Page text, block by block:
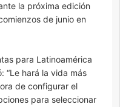
la próxima edición
de junio en
para Latinoamérica
“Le hará la vida más
de configurar el
para seleccionar